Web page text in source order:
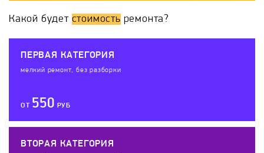
Какой будет стоимость ремонта?
ПЕРВАЯ КАТЕГОРИЯ
мелкий ремонт, без разборки
ОТ 550 РУБ
ВТОРАЯ КАТЕГОРИЯ